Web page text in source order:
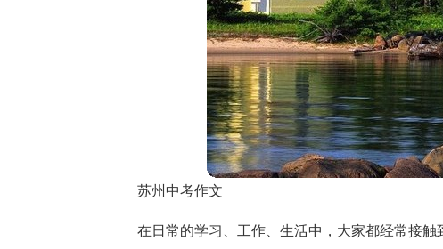
苏州中考作文
在日常的学习、工作、生活中，大家都经常接